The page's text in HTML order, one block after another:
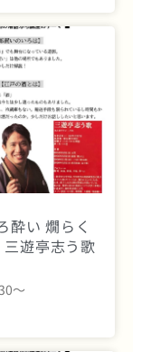
酔い 燗らく
遊亭志う歌
～